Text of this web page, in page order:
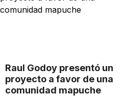
Raul Godoy presentó un
proyecto a favor de una
comunidad mapuche